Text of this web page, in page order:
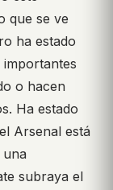
que se ve
ha estado
importantes
o hacen
Ha estado
Arsenal está
subraya el